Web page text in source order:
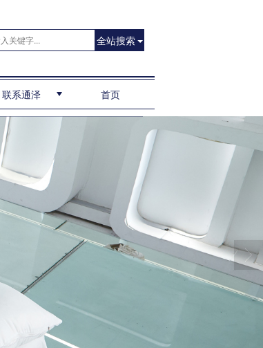
全站搜索
联系通泽 首页